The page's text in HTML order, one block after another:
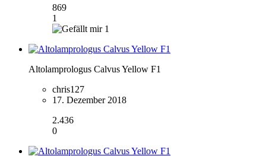
869
1
1
Altolamprologus Calvus Yellow F1
chris127
17. Dezember 2018
2.436
0